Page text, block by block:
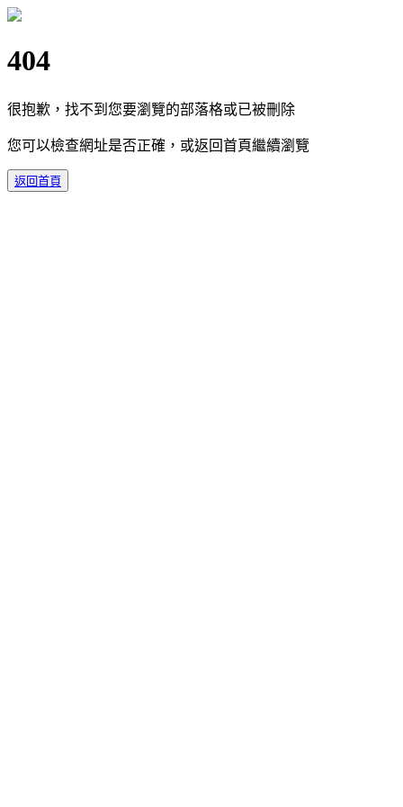
404
很抱歉，找不到您要瀏覽的部落格或已被刪除
您可以檢查網址是否正確，或返回首頁繼續瀏覽
返回首頁